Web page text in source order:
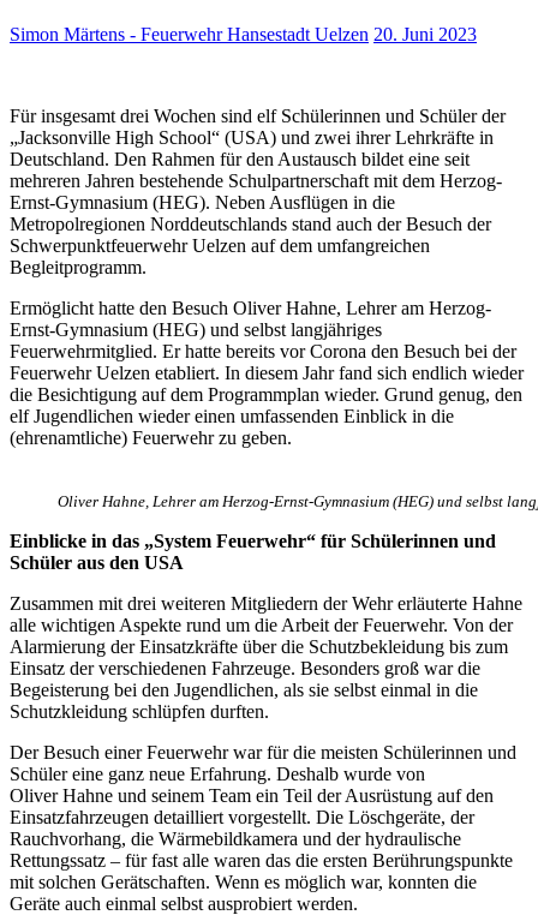
Simon Märtens - Feuerwehr Hansestadt Uelzen 20. Juni 2023
Für insgesamt drei Wochen sind elf Schülerinnen und Schüler der
„Jacksonville High School“ (USA) und zwei ihrer Lehrkräfte in
Deutschland. Den Rahmen für den Austausch bildet eine seit
mehreren Jahren bestehende Schulpartnerschaft mit dem Herzog-
Ernst-Gymnasium (HEG). Neben Ausflügen in die
Metropolregionen Norddeutschlands stand auch der Besuch der
Schwerpunktfeuerwehr Uelzen auf dem umfangreichen
Begleitprogramm.
Ermöglicht hatte den Besuch OliverHahne, Lehrer am Herzog-
Ernst-Gymnasium (HEG) und selbst langjähriges
Feuerwehrmitglied. Er hatte bereits vor Corona den Besuch bei der
Feuerwehr Uelzen etabliert. In diesem Jahr fand sich endlich wieder
die Besichtigung auf dem Programmplan wieder. Grund genug, den
elf Jugendlichen wieder einen umfassenden Einblick in die
(ehrenamtliche) Feuerwehr zu geben.
Oliver Hahne, Lehrer am Herzog-Ernst-Gymnasium (HEG) und selbst
Einblicke in das „System Feuerwehr“ für Schülerinnen und
Schüler aus den USA
Zusammen mit drei weiteren Mitgliedern der Wehr erläuterte Hahne
alle wichtigen Aspekte rund um die Arbeit der Feuerwehr. Von der
Alarmierung der Einsatzkräfte über die Schutzbekleidung bis zum
Einsatz der verschiedenen Fahrzeuge. Besonders groß war die
Begeisterung bei den Jugendlichen, als sie selbst einmal in die
Schutzkleidung schlüpfen durften.
Der Besuch einer Feuerwehr war für die meisten Schülerinnen und
Schüler eine ganz neue Erfahrung. Deshalb wurde von
OliverHahne und seinem Team ein Teil der Ausrüstung auf den
Einsatzfahrzeugen detailliert vorgestellt. Die Löschgeräte, der
Rauchvorhang, die Wärmebildkamera und der hydraulische
Rettungssatz – für fast alle waren das die ersten Berührungspunkte
mit solchen Gerätschaften. Wenn es möglich war, konnten die
Geräte auch einmal selbst ausprobiert werden.